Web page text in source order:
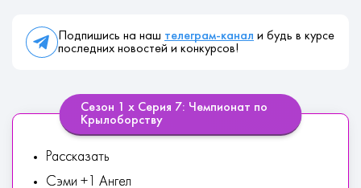
Подпишись на наш телеграм-канал и будь в курсе
последних новостей и конкурсов!
Сезон 1 х Серия 7: Чемпионат по
Крылоборству
Рассказать
Сэми +1 Ангел